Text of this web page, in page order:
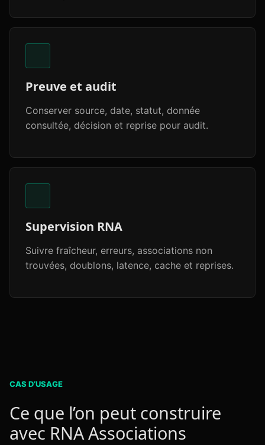
Preuve et audit
Conserver source, date, statut, donnée
consultée, décision et reprise pour audit.
Supervision RNA
Suivre fraîcheur, erreurs, associations non
trouvées, doublons, latence, cache et reprises.
CAS D’USAGE
Ce que l’on peut construire
avec RNA Associations